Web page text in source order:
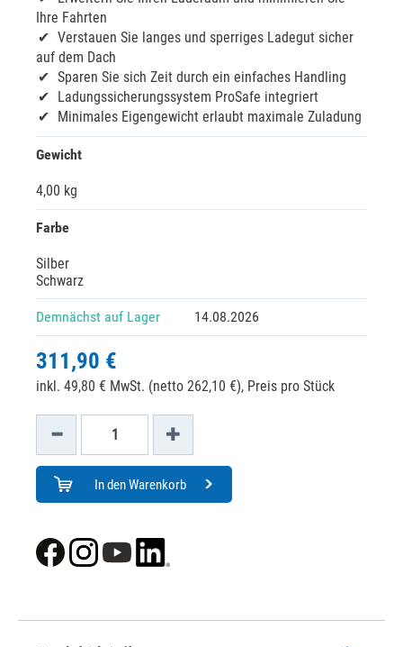
Ihre Fahrten
Verstauen Sie langes und sperriges Ladegut sicher
auf dem Dach
Sparen Sie sich Zeit durch ein einfaches Handling
Ladungssicherungssystem ProSafe integriert
Minimales Eigengewicht erlaubt maximale Zuladung
Gewicht
4,00 kg
Farbe
Silber
Schwarz
Demnächst auf Lager 14.08.2026
311,90 €
inkl. 49,80 € MwSt. (netto 262,10 €), Preis pro Stück
In den Warenkorb